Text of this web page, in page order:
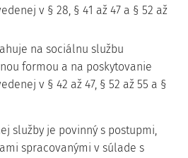
v § 28, § 41 až 47 a § 52 až
na sociálnu službu
formou a na poskytovanie
v § 42 až 47, § 52 až 55 a §
služby je povinný s postupmi,
spracovanými v súlade s